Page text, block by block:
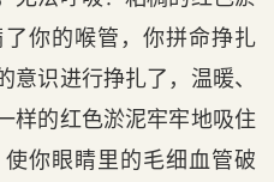
你的喉管，你拼命挣扎
识进行挣扎了，温暖、
样的红色淤泥牢牢地吸住
你眼睛里的毛细血管破